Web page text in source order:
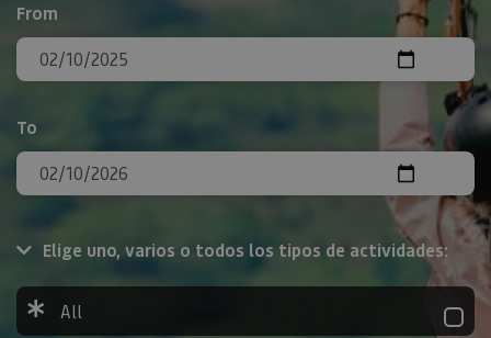
From
To
Elige uno, varios o todos los tipos de actividades:
All